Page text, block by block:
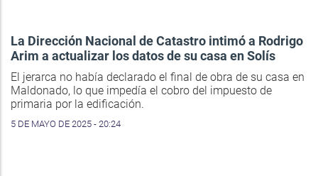
La Dirección Nacional de Catastro intimó a Rodrigo
Arim a actualizar los datos de su casa en Solís
El jerarca no había declarado el final de obra de su casa en
Maldonado, lo que impedía el cobro del impuesto de
primaria por la edificación.
5 DE MAYO DE 2025 - 20:24